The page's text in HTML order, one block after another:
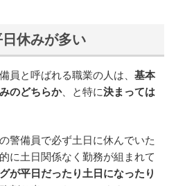
休みが多い
員と呼ばれる職業の人は、 基本
のどちらか、と特に決まっては
警備員で必ず土日に休んでいた
に土日関係なく勤務が組まれて
が平日だったり土日になったり